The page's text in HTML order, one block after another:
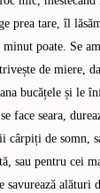
prea tare, îl
poate. Se
de miere,
bucățele și le
face seara,
cârpiți de somn,
sau pentru cei
savurează alături